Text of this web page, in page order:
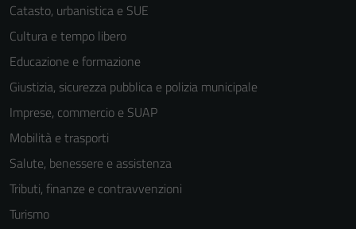
Catasto, urbanistica e SUE
Cultura e tempo libero
Educazione e formazione
Giustizia, sicurezza pubblica e polizia municipale
Imprese, commercio e SUAP
Mobilità e trasporti
Salute, benessere e assistenza
Tributi, finanze e contravvenzioni
Turismo